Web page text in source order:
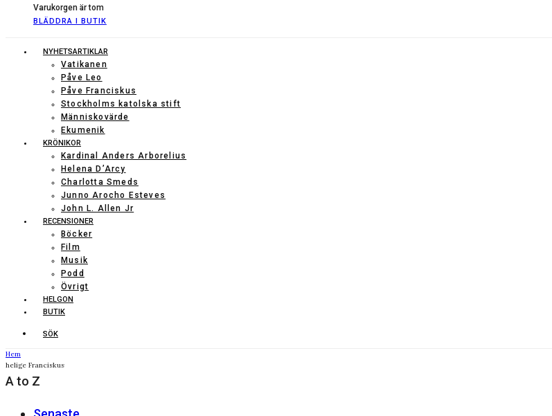
Varukorgen är tom
BLÄDDRA I BUTIK
NYHETSARTIKLAR
Vatikanen
Påve Leo
Påve Franciskus
Stockholms katolska stift
Människovärde
Ekumenik
KRÖNIKOR
Kardinal Anders Arborelius
Helena D’Arcy
Charlotta Smeds
Junno Arocho Esteves
John L. Allen Jr
RECENSIONER
Böcker
Film
Musik
Podd
Övrigt
HELGON
BUTIK
SÖK
Hem
helige Franciskus
A to Z